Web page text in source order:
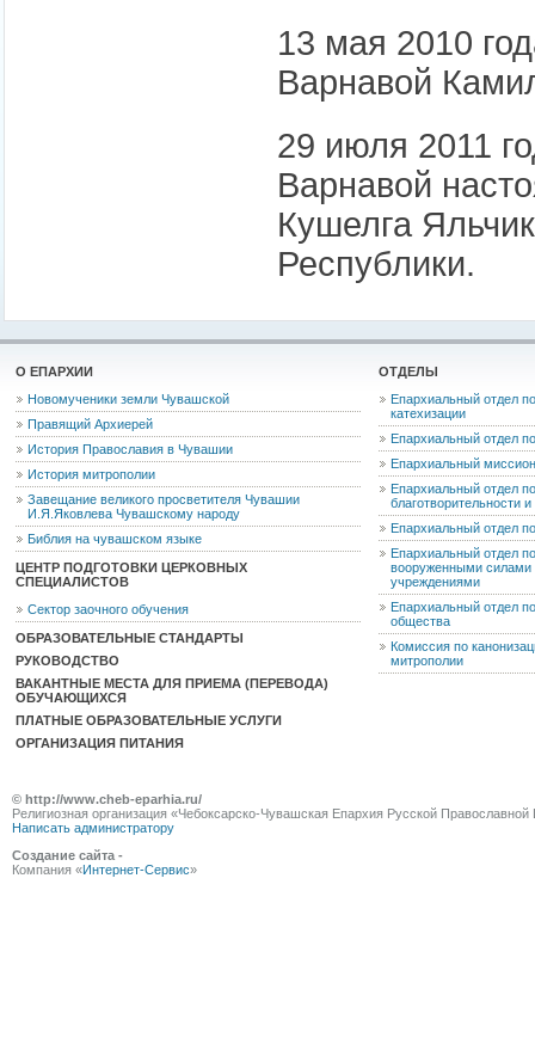
13 мая 2010
Варнавой
29 июля 2011
Варнавой
Кушелга
Республики.
О ЕПАРХИИ
Новомученики земли Чувашской
Правящий Архиерей
История Православия в Чувашии
История митрополии
Завещание великого просветителя Чувашии
И.Я.Яковлева Чувашскому народу
Библия на чувашском языке
ЦЕНТР ПОДГОТОВКИ ЦЕРКОВНЫХ
СПЕЦИАЛИСТОВ
Сектор заочного обучения
ОБРАЗОВАТЕЛЬНЫЕ СТАНДАРТЫ
РУКОВОДСТВО
ВАКАНТНЫЕ МЕСТА ДЛЯ ПРИЕМА (ПЕРЕВОДА)
ОБУЧАЮЩИХСЯ
ПЛАТНЫЕ ОБРАЗОВАТЕЛЬНЫЕ УСЛУГИ
ОРГАНИЗАЦИЯ ПИТАНИЯ
ОТДЕЛЫ
Епархиальный отдел
катехизации
Епархиальный отдел
Епархиальный
Епархиальный отдел
благотворительности
Епархиальный отдел
Епархиальный отдел
вооруженными силами
учреждениями
Епархиальный отдел
общества
Комиссия по
митрополии
© http://www.cheb-eparhia.ru/
Религиозная организация «Чебоксарско-Чувашская Епархия Русской
Написать администратору
Создание сайта -
Компания «Интернет-Сервис»